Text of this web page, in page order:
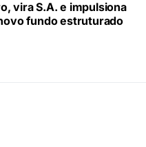
vira S.A. e impulsiona
fundo estruturado